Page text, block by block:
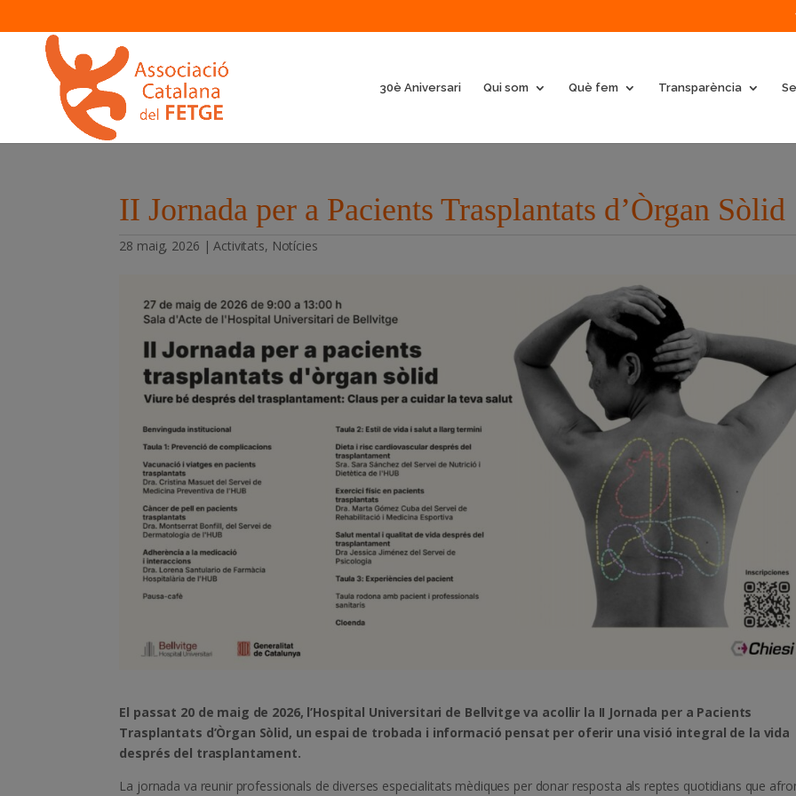
30è Aniversari Qui som Què fem Transparència
II Jornada per a Pacients Trasplantats d’Òrgan Sòlid
28 maig, 2026 |Activitats, Notícies
El passat 20 de maig de 2026, l’Hospital Universitari de Bellvitge va acollir la II Jornada per a Pacients
Trasplantats d’Òrgan Sòlid, un espai de trobada i informació pensat per oferir una visió integral de la vida
després del trasplantament.
La jornada va reunir professionals de diverses especialitats mèdiques per donar resposta als reptes quotidians que